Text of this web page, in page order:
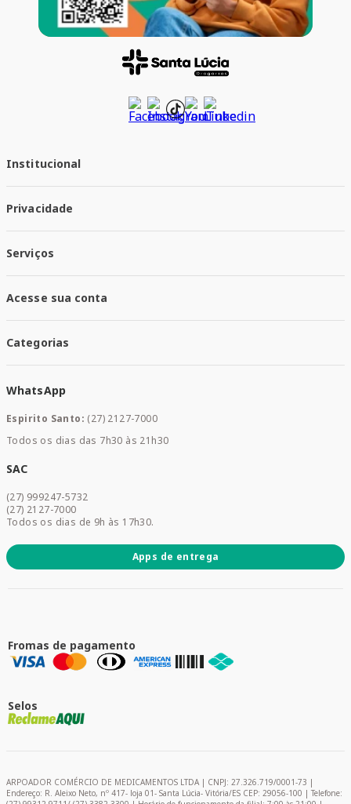
Institucional
Trabalhe conosco
Responsabilidade Social
Nossas Lojas
Privacidade
Política de Entrega
Trocas e Devoluções
Serviços
Santa Mais Exames
Santa Mais Serviços
Santa Mais Convenios
Acesse sua conta
Meus Pedidos
Categorias
Saúde e Bem-estar
Mamães e Bebê
Dermocosméticos
Promoções
WhatsApp
Espirito Santo: (27) 2127-7000
Todos os dias das 7h30 às 21h30
SAC
(27) 999247-5732
(27) 2127-7000
Todos os dias de 9h às 17h30.
Apps de entrega
Fromas de pagamento
Selos
ARPOADOR COMÉRCIO DE MEDICAMENTOS LTDA | CNPJ: 27.326.719/0001-73 |
Endereço: R. Aleixo Neto, nº 417- loja 01- Santa Lúcia- Vitória/ES CEP: 29056-100 | Telefone: